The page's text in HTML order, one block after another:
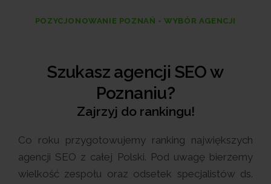
POZYCJONOWANIE POZNAŃ - WYBÓR AGENCJI
Szukasz agencji SEO w
Poznaniu?
Zajrzyj do rankingu!
Co roku przygotowujemy ranking największych
agencji SEO z całej Polski. Pod uwagę bierzemy
wielkość zespołu oraz odsetek specjalistów ds.